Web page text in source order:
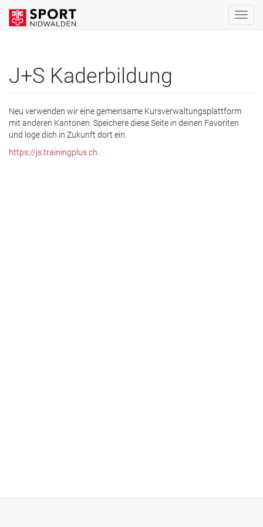
J+S Kaderbildung
Neu verwenden wir eine gemeinsame Kursverwaltungsplattform
mit anderen Kantonen. Speichere diese Seite in deinen Favoriten
und loge dich in Zukunft dort ein.
https://js.trainingplus.ch